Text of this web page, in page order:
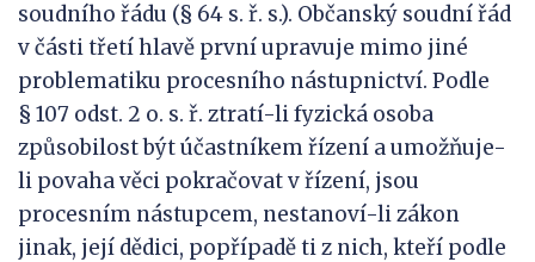
soudního řádu (§ 64 s. ř. s.). Občanský soudní řád
v části třetí hlavě první upravuje mimo jiné
problematiku procesního nástupnictví. Podle
§ 107 odst. 2 o. s. ř. ztratí-li fyzická osoba
způsobilost být účastníkem řízení a umožňuje-
li povaha věci pokračovat v řízení, jsou
procesním nástupcem, nestanoví-li zákon
jinak, její dědici, popřípadě ti z nich, kteří podle